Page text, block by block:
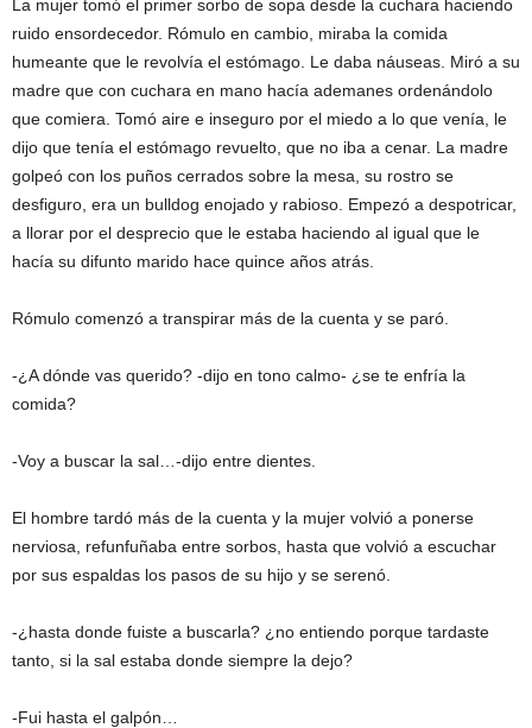
La mujer tomó el primer sorbo de sopa desde la cuchara haciendo
ruido ensordecedor. Rómulo en cambio, miraba la comida
humeante que le revolvía el estómago. Le daba náuseas. Miró a su
madre que con cuchara en mano hacía ademanes ordenándolo
que comiera. Tomó aire e inseguro por el miedo a lo que venía, le
dijo que tenía el estómago revuelto, que no iba a cenar. La madre
golpeó con los puños cerrados sobre la mesa, su rostro se
desfiguro, era un bulldog enojado y rabioso. Empezó a despotricar,
a llorar por el desprecio que le estaba haciendo al igual que le
hacía su difunto marido hace quince años atrás.
Rómulo comenzó a transpirar más de la cuenta y se paró.
-¿A dónde vas querido? -dijo en tono calmo- ¿se te enfría la
comida?
-Voy a buscar la sal…-dijo entre dientes.
El hombre tardó más de la cuenta y la mujer volvió a ponerse
nerviosa, refunfuñaba entre sorbos, hasta que volvió a escuchar
por sus espaldas los pasos de su hijo y se serenó.
-¿hasta donde fuiste a buscarla? ¿no entiendo porque tardaste
tanto, si la sal estaba donde siempre la dejo?
-Fui hasta el galpón…